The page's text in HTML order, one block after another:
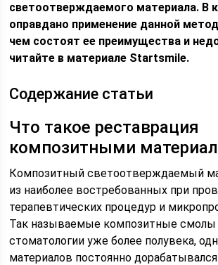
светоотверждаемого материала. В
оправдано применение данной
чем состоят ее преимущества и
читайте в материале Startsmile.
Содержание статьи
Что такое реставрация
композитными
Композитный светоотверждаемый
из наиболее востребованных при
терапевтических процедур и
Так называемые композитные
стоматологии уже более полувека,
материалов постоянно